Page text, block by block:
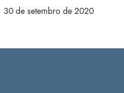
30 de setembro de 2020